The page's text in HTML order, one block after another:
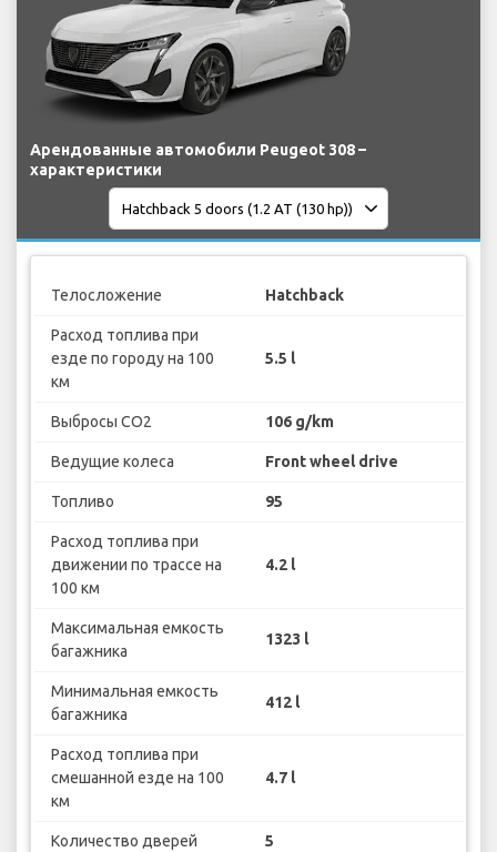
Арендованные автомобили Peugeot 308 –
характеристики
Телосложение Hatchback
Расход топлива при
езде по городу на 100
км
5.5 l
Выбросы CO2 106 g/km
Ведущие колеса Front wheel drive
Топливо 95
Расход топлива при
движении по трассе на
100 км
4.2 l
Максимальная емкость
багажника
1323 l
Минимальная емкость
багажника
412 l
Расход топлива при
смешанной езде на 100
км
4.7 l
Количество дверей 5